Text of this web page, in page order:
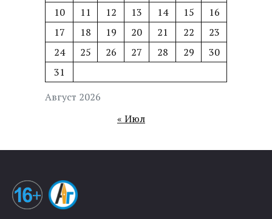
Август 2026
10
11 12 13 14 15
16
17
18 19 20 21 22
23
24
25 26 27 28 29
30
31
« Июл